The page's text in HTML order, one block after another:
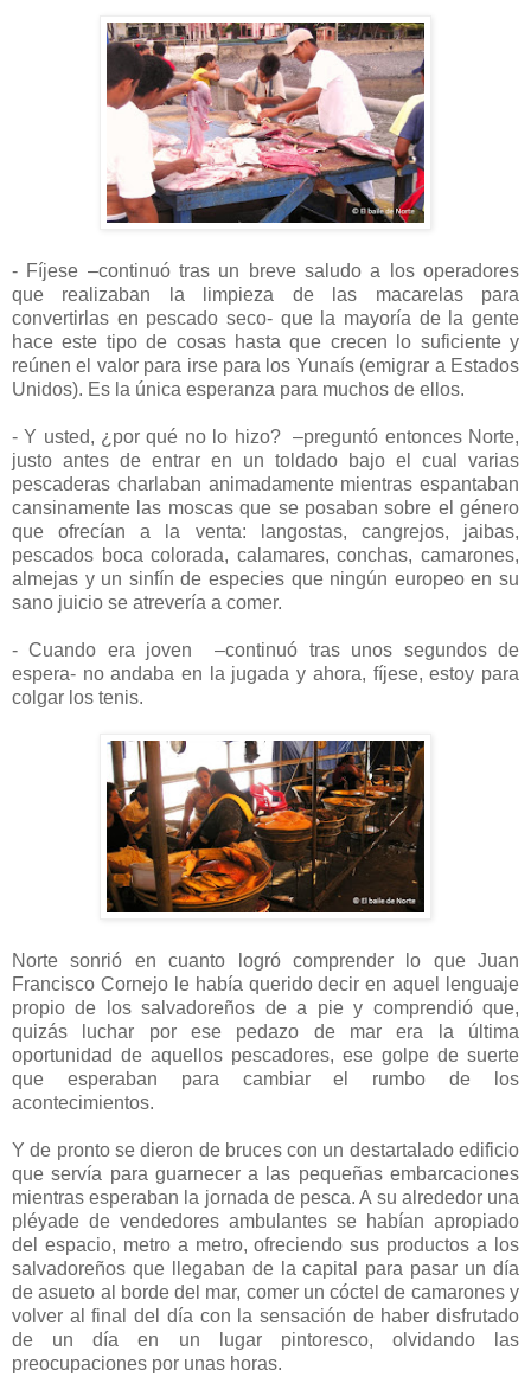
- Fíjese –continuó tras un breve saludo a los operadores
que realizaban la limpieza de las macarelas para
convertirlas en pescado seco- que la mayoría de la gente
hace este tipo de cosas hasta que crecen lo suficiente y
reúnen el valor para irse para los Yunaís (emigrar a Estados
Unidos). Es la única esperanza para muchos de ellos.
- Y usted, ¿por qué no lo hizo? –preguntó entonces Norte,
justo antes de entrar en un toldado bajo el cual varias
pescaderas charlaban animadamente mientras espantaban
cansinamente las moscas que se posaban sobre el género
que ofrecían a la venta: langostas, cangrejos, jaibas,
pescados boca colorada, calamares, conchas, camarones,
almejas y un sinfín de especies que ningún europeo en su
sano juicio se atrevería a comer.
- Cuando era joven –continuó tras unos segundos de
espera- no andaba en la jugada y ahora, fíjese, estoy para
colgar los tenis.
Norte sonrió en cuanto logró comprender lo que Juan
Francisco Cornejo le había querido decir en aquel lenguaje
propio de los salvadoreños de a pie y comprendió que,
quizás luchar por ese pedazo de mar era la última
oportunidad de aquellos pescadores, ese golpe de suerte
que esperaban para cambiar el rumbo de los
acontecimientos.
Y de pronto se dieron de bruces con un destartalado edificio
que servía para guarnecer a las pequeñas embarcaciones
mientras esperaban la jornada de pesca. A su alrededor una
pléyade de vendedores ambulantes se habían apropiado
del espacio, metro a metro, ofreciendo sus productos a los
salvadoreños que llegaban de la capital para pasar un día
de asueto al borde del mar, comer un cóctel de camarones y
volver al final del día con la sensación de haber disfrutado
de un día en un lugar pintoresco, olvidando las
preocupaciones por unas horas.